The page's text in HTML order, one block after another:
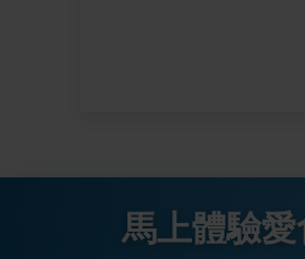
馬上體驗愛